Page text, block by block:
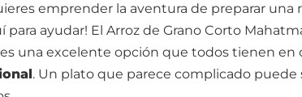
emprender la aventura de preparar una
ayudar! El Arroz de Grano Corto
una excelente opción que todos tienen en
. Un plato que parece complicado puede